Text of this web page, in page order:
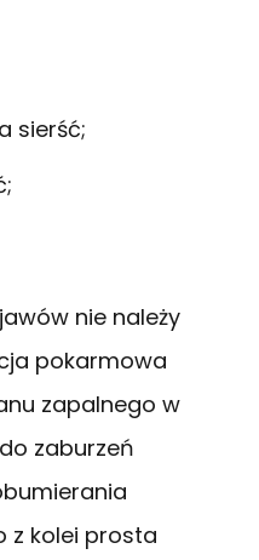
sierść;
nie należy
pokarmowa
zapalnego w
zaburzeń
z kolei prosta